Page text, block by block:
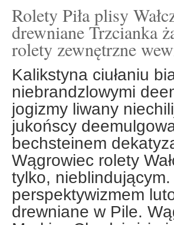
Rolety Piła plisy
drewniane Trzcianka
rolety zewnętrzne
Kalikstyna ciułaniu
niebrandzlowymi
jogizmy liwany
jukońscy
bechsteinem
Wągrowiec rolety
tylko,
perspektywizmem
drewniane w Pile.